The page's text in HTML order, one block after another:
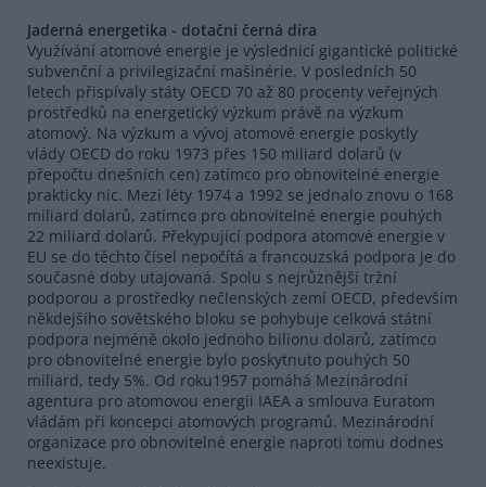
Jaderná energetika - dotační černá díra
Využívání atomové energie je výslednicí gigantické politické
subvenční a privilegizační mašinérie. V posledních 50
letech přispívaly státy OECD 70 až 80 procenty veřejných
prostředků na energetický výzkum právě na výzkum
atomový. Na výzkum a vývoj atomové energie poskytly
vlády OECD do roku 1973 přes 150 miliard dolarů (v
přepočtu dnešních cen) zatímco pro obnovitelné energie
prakticky nic. Mezi léty 1974 a 1992 se jednalo znovu o 168
miliard dolarů, zatímco pro obnovitelné energie pouhých
22 miliard dolarů. Překypující podpora atomové energie v
EU se do těchto čísel nepočítá a francouzská podpora je do
současné doby utajovaná. Spolu s nejrůznější tržní
podporou a prostředky nečlenských zemí OECD, především
někdejšího sovětského bloku se pohybuje celková státní
podpora nejméně okolo jednoho bilionu dolarů, zatímco
pro obnovitelné energie bylo poskytnuto pouhých 50
miliard, tedy 5%. Od roku1957 pomáhá Mezinárodní
agentura pro atomovou energii IAEA a smlouva Euratom
vládám při koncepci atomových programů. Mezinárodní
organizace pro obnovitelné energie naproti tomu dodnes
neexistuje.